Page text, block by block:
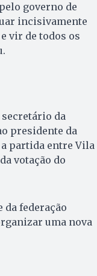
governo de
incisivamente
vir de todos os
da
presidente da
a partida entre Vila
votação do
da federação
uma nova